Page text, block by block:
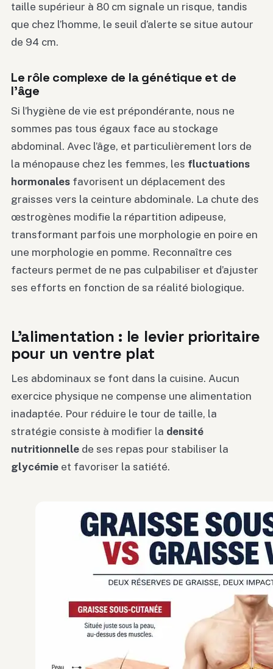
taille supérieur à 80 cm signale un risque, tandis
que chez l’homme, le seuil d’alerte se situe autour
de 94 cm.
Le rôle complexe de la génétique et de
l’âge
Si l’hygiène de vie est prépondérante, nous ne
sommes pas tous égaux face au stockage
abdominal. Avec l’âge, et particulièrement lors de
la ménopause chez les femmes, les fluctuations
hormonales favorisent un déplacement des
graisses vers la ceinture abdominale. La chute des
œstrogènes modifie la répartition adipeuse,
transformant parfois une morphologie en poire en
une morphologie en pomme. Reconnaître ces
facteurs permet de ne pas culpabiliser et d’ajuster
ses efforts en fonction de sa réalité biologique.
L’alimentation : le levier prioritaire
pour un ventre plat
Les abdominaux se font dans la cuisine. Aucun
exercice physique ne compense une alimentation
inadaptée. Pour réduire le tour de taille, la
stratégie consiste à modifier la densité
nutritionnelle de ses repas pour stabiliser la
glycémie et favoriser la satiété.